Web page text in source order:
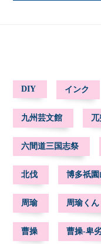
DIY インク
九州芸文館 兀
六間道三国志祭
北伐 博多祇園
周瑜 周瑜くん
曹操 曹操-卑